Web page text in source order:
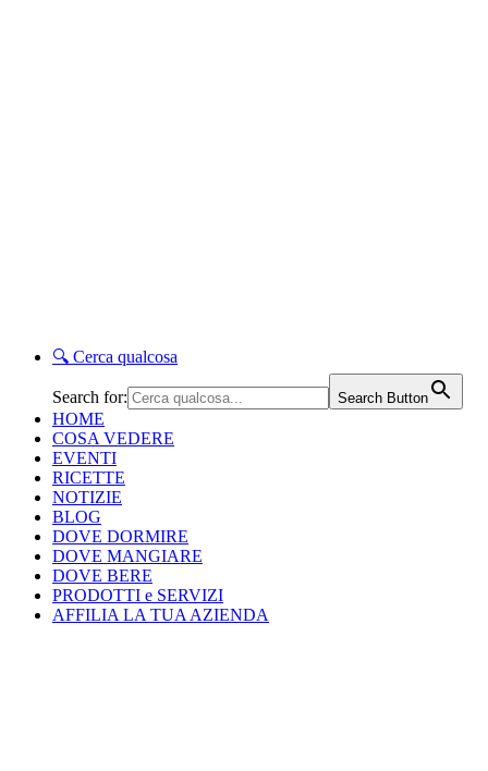
🔍 Cerca qualcosa
Search for: Search Button
HOME
COSA VEDERE
EVENTI
RICETTE
NOTIZIE
BLOG
DOVE DORMIRE
DOVE MANGIARE
DOVE BERE
PRODOTTI e SERVIZI
AFFILIA LA TUA AZIENDA